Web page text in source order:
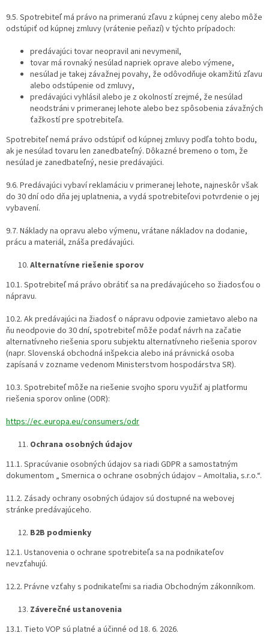
9.5. Spotrebiteľ má právo na primeranú zľavu z kúpnej ceny alebo môže
odstúpiť od kúpnej zmluvy (vrátenie peňazí) v týchto prípadoch:
predávajúci tovar neopravil ani nevymenil,
tovar má rovnaký nesúlad napriek oprave alebo výmene,
nesúlad je takej závažnej povahy, že odôvodňuje okamžitú zľavu
alebo odstúpenie od zmluvy,
predávajúci vyhlásil alebo je z okolností zrejmé, že nesúlad
neodstráni v primeranej lehote alebo bez spôsobenia závažných
ťažkostí pre spotrebiteľa.
Spotrebiteľ nemá právo odstúpiť od kúpnej zmluvy podľa tohto bodu,
ak je nesúlad tovaru len zanedbateľný. Dôkazné bremeno o tom, že
nesúlad je zanedbateľný, nesie predávajúci.
9.6. Predávajúci vybaví reklamáciu v primeranej lehote, najneskôr však
do 30 dní odo dňa jej uplatnenia, a vydá spotrebiteľovi potvrdenie o jej
vybavení.
9.7. Náklady na opravu alebo výmenu, vrátane nákladov na dodanie,
prácu a materiál, znáša predávajúci.
Alternatívne riešenie sporov
10.1. Spotrebiteľ má právo obrátiť sa na predávajúceho so žiadosťou o
nápravu.
10.2. Ak predávajúci na žiadosť o nápravu odpovie zamietavo alebo na
ňu neodpovie do 30 dní, spotrebiteľ môže podať návrh na začatie
alternatívneho riešenia sporu subjektu alternatívneho riešenia sporov
(napr. Slovenská obchodná inšpekcia alebo iná právnická osoba
zapísaná v zozname vedenom Ministerstvom hospodárstva SR).
10.3. Spotrebiteľ môže na riešenie svojho sporu využiť aj platformu
riešenia sporov online (ODR):
https://ec.europa.eu/consumers/odr
Ochrana osobných údajov
11.1. Spracúvanie osobných údajov sa riadi GDPR a samostatným
dokumentom „ Smernica o ochrane osobných údajov – AmoItalia, s.r.o.“.
11.2. Zásady ochrany osobných údajov sú dostupné na webovej
stránke predávajúceho.
B2B podmienky
12.1. Ustanovenia o ochrane spotrebiteľa sa na podnikateľov
nevzťahujú.
12.2. Právne vzťahy s podnikateľmi sa riadia Obchodným zákonníkom.
Záverečné ustanovenia
13.1. Tieto VOP sú platné a účinné od 18. 6. 2026.